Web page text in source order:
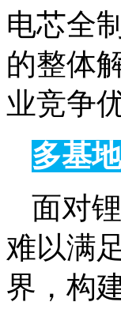
电芯全
的整体
业竞争
多基
面对
难以满
界，构